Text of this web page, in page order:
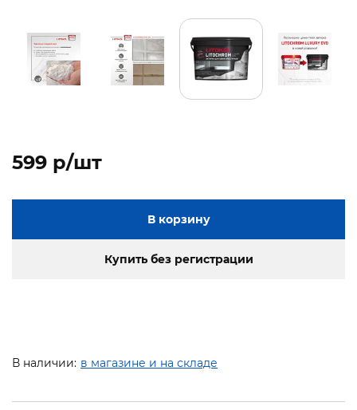
599 p/шт
В корзину
Купить без регистрации
В наличии: в магазине и на складе